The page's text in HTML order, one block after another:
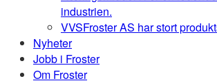
industrien.
VVSFroster AS har stort
Nyheter
Jobb i Froster
Om Froster